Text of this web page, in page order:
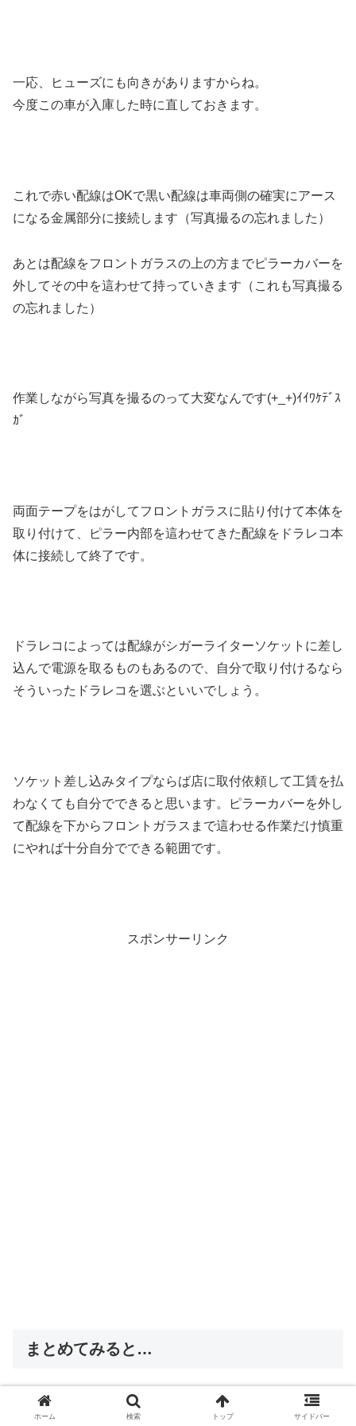
一応、ヒューズにも向きがありますからね。
今度この車が入庫した時に直しておきます。
これで赤い配線はOKで黒い配線は車両側の確実にアース
になる金属部分に接続します（写真撮るの忘れました）
あとは配線をフロントガラスの上の方までピラーカバーを
外してその中を這わせて持っていきます（これも写真撮る
の忘れました）
作業しながら写真を撮るのって大変なんです(+_+)ｲｲﾜｹﾃﾞｽ
ｶﾞ
両面テープをはがしてフロントガラスに貼り付けて本体を
取り付けて、ピラー内部を這わせてきた配線をドラレコ本
体に接続して終了です。
ドラレコによっては配線がシガーライターソケットに差し
込んで電源を取るものもあるので、自分で取り付けるなら
そういったドラレコを選ぶといいでしょう。
ソケット差し込みタイプならば店に取付依頼して工賃を払
わなくても自分でできると思います。ピラーカバーを外し
て配線を下からフロントガラスまで這わせる作業だけ慎重
にやれば十分自分でできる範囲です。
スポンサーリンク
まとめてみると…
いかがでしたか？
ホーム 検索 トップ サイドバー